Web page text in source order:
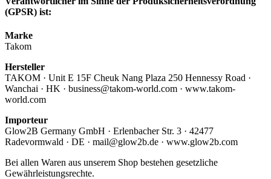
(GPSR) ist:
Marke
Takom
Hersteller
TAKOM · Unit E 15F Cheuk Nang Plaza 250 Hennessy Road ·
Wanchai · HK · business@takom-world.com · www.takom-
world.com
Importeur
Glow2B Germany GmbH · Erlenbacher Str. 3 · 42477
Radevormwald · DE · mail@glow2b.de · www.glow2b.com
Bei allen Waren aus unserem Shop bestehen gesetzliche
Gewährleistungsrechte.